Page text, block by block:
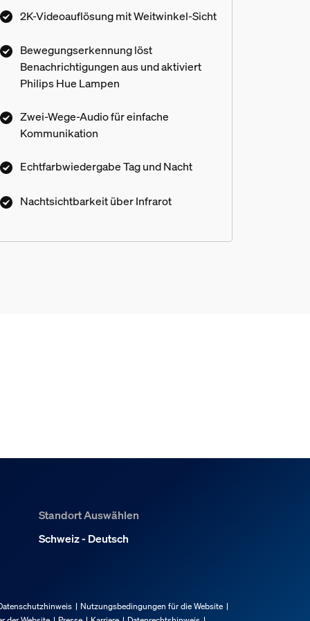
scharfen 2K-Videos und Starlight
Technologie. Interagiere mit jedem von
direkt vor Deiner Haustür. Aktiviere Deine
Philips Hue Lampen mit
Bewegungserkennung, um Deine visuelle
Vac – Transformator mit mind. 10 VA (nicht
im Lieferumfang enthalten)
2K-Videoauflösung mit Weitwinkel-Sicht
Bewegungserkennung löst
Benachrichtigungen aus und aktiviert
Philips Hue Lampen
Zwei-Wege-Audio für einfache
Kommunikation
Echtfarbwiedergabe Tag und Nacht
Nachtsichtbarkeit über Infrarot
mit meiner vorhandenen
zu installieren?
Backup)?
Standort Auswählen
Schweiz - Deutsch
Nutzungsbedingungen für die Website